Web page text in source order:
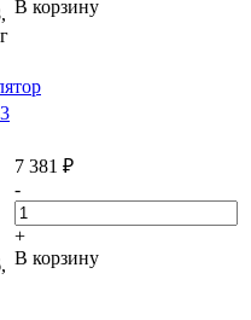
В корзину
7 381 ₽
-
+
В корзину